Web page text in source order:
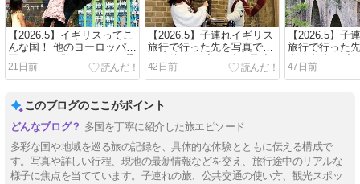
【2026.5】イギリスってこ
んな国！ 他のヨーロッパ諸
国と違って驚いたこと12選
(小5＆中3:子連れイギリス
21日前
【2026.5】子連れイギリス
旅行で行った先を写真で紹
介＜後編＞(小5＆中3:子連
れイギリス旅 ♯4)
42日前
【2026.5】子
旅行で行った
介＜中編＞(小
れイギリス旅
47日前
このブログのここがポイント
多国を丁寧に紹介した旅エピソード
多彩な国や地域を巡る旅の記録を、具体的な体験とともに伝える構成で
す。写真や詳しい行程、現地の最新情報などを交え、旅行途中のリアルな
様子に焦点を当てています。子連れの旅、公共交通の使い方、観光スポッ